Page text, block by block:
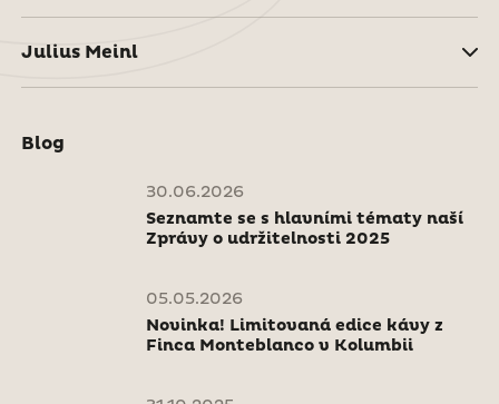
Julius Meinl
Blog
30.06.2026
Seznamte se s hlavními tématy naší
Zprávy o udržitelnosti 2025
05.05.2026
Novinka! Limitovaná edice kávy z
Finca Monteblanco v Kolumbii